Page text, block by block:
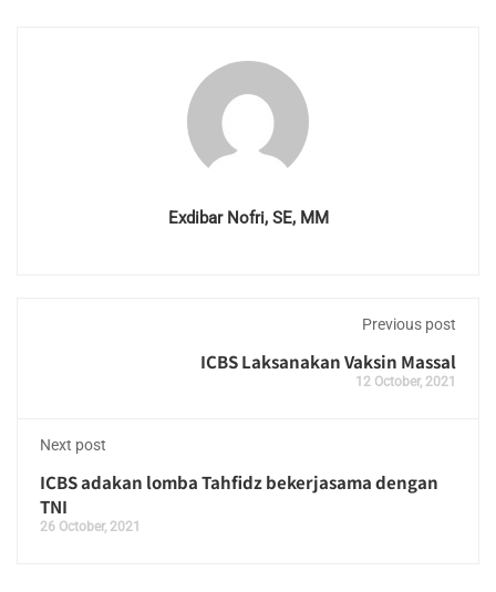
Exdibar Nofri, SE, MM
Previous post
ICBS Laksanakan Vaksin Massal
12 October, 2021
Next post
ICBS adakan lomba Tahfidz bekerjasama dengan
TNI
26 October, 2021